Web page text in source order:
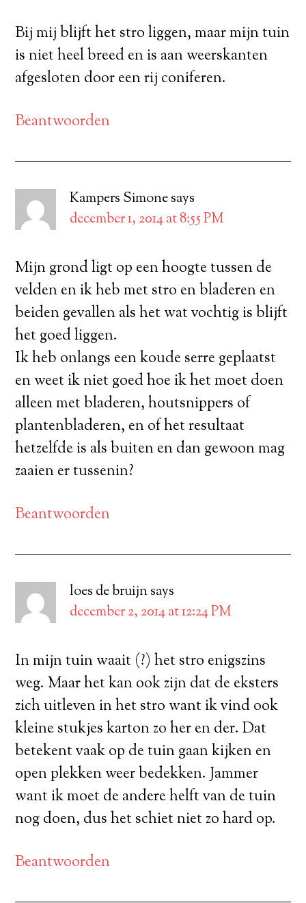
Bij mij blijft het stro liggen, maar mijn tuin
is niet heel breed en is aan weerskanten
afgesloten door een rij coniferen.
Beantwoorden
Kampers Simonesays
december 1, 2014 at 8:55 PM
Mijn grond ligt op een hoogte tussen de
velden en ik heb met stro en bladeren en
beiden gevallen als het wat vochtig is blijft
het goed liggen.
Ik heb onlangs een koude serre geplaatst
en weet ik niet goed hoe ik het moet doen
alleen met bladeren, houtsnippers of
plantenbladeren, en of het resultaat
hetzelfde is als buiten en dan gewoon mag
zaaien er tussenin?
Beantwoorden
loes de bruijnsays
december 2, 2014 at 12:24 PM
In mijn tuin waait (?) het stro enigszins
weg. Maar het kan ook zijn dat de eksters
zich uitleven in het stro want ik vind ook
kleine stukjes karton zo her en der. Dat
betekent vaak op de tuin gaan kijken en
open plekken weer bedekken. Jammer
want ik moet de andere helft van de tuin
nog doen, dus het schiet niet zo hard op.
Beantwoorden